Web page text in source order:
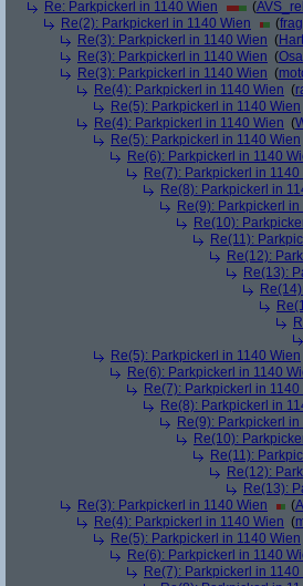
Re: Parkpickerl in 1140 Wien
(
Re(2): Parkpickerl in 1140 Wien
(
Re(3): Parkpickerl in 1140 Wien (
Re(3): Parkpickerl in 1140 Wien (
Re(3): Parkpickerl in 1140 Wien (
Re(4): Parkpickerl in 1140 Wien (
Re(5): Parkpickerl in 1140 Wien
Re(4): Parkpickerl in 1140 Wien (
Re(5): Parkpickerl in 1140 Wien
Re(6): Parkpickerl in 1140
Re(7): Parkpickerl in 1140
Re(8): Parkpickerl in
Re(9): Parkpickerl in
Re(10):
Re(11):
Re(12):
Re(13):
Re(5): Parkpickerl in 1140 Wien
Re(6): Parkpickerl in 1140
Re(7): Parkpickerl in 1140
Re(8): Parkpickerl in
Re(9): Parkpickerl in
Re(10):
Re(11):
Re(12):
Re(13):
Re(3): Parkpickerl in 1140 Wien
(
Re(4): Parkpickerl in 1140 Wien (
Re(5): Parkpickerl in 1140 Wien
Re(6): Parkpickerl in 1140
Re(7): Parkpickerl in 1140